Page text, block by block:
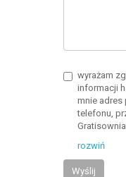
wyrażam
informacji
mnie adres
telefonu,
rozwiń
Wyślij